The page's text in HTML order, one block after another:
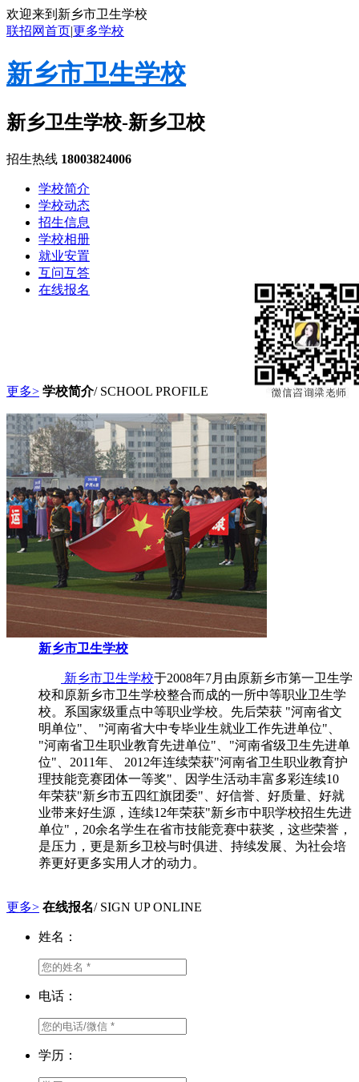
欢迎来到新乡市卫生学校
联招网首页|更多学校
新乡市卫生学校
新乡卫生学校-新乡卫校
招生热线 18003824006
学校简介
学校动态
招生信息
学校相册
就业安置
互问互答
在线报名
更多> 学校简介/ SCHOOL PROFILE
新乡市卫生学校
新乡市卫生学校于2008年7月由原新乡市第一卫生学
校和原新乡市卫生学校整合而成的一所中等职业卫生学
校。系国家级重点中等职业学校。先后荣获 "河南省文
明单位"、 "河南省大中专毕业生就业工作先进单位"、
"河南省卫生职业教育先进单位"、"河南省级卫生先进单
位"、2011年、 2012年连续荣获"河南省卫生职业教育护
理技能竞赛团体一等奖"、因学生活动丰富多彩连续10
年荣获"新乡市五四红旗团委"、好信誉、好质量、好就
业带来好生源，连续12年荣获"新乡市中职学校招生先进
单位"，20余名学生在省市技能竞赛中获奖，这些荣誉，
是压力，更是新乡卫校与时俱进、持续发展、为社会培
养更好更多实用人才的动力。
更多> 在线报名/ SIGN UP ONLINE
姓名：
电话：
学历：